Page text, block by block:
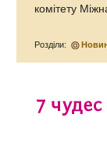
комітету
Розділи: